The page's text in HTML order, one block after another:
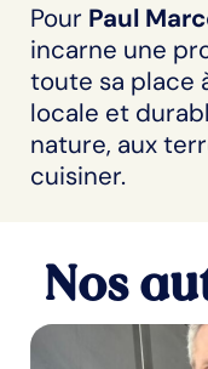
Pour Paul
incarne une
toute sa place
locale et
nature, aux
cuisiner.
Nos